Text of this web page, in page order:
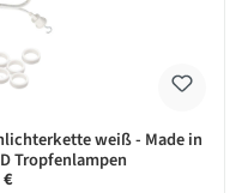
weiß - Made in
Tropfenlampen
Preis: